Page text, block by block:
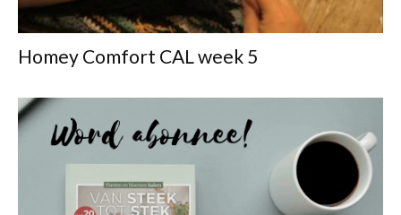
Homey Comfort CAL week 5